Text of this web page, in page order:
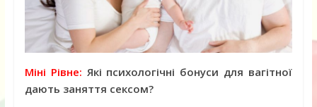
Міні Рівне: Які психологічні бонуси для вагітної
дають заняття сексом?